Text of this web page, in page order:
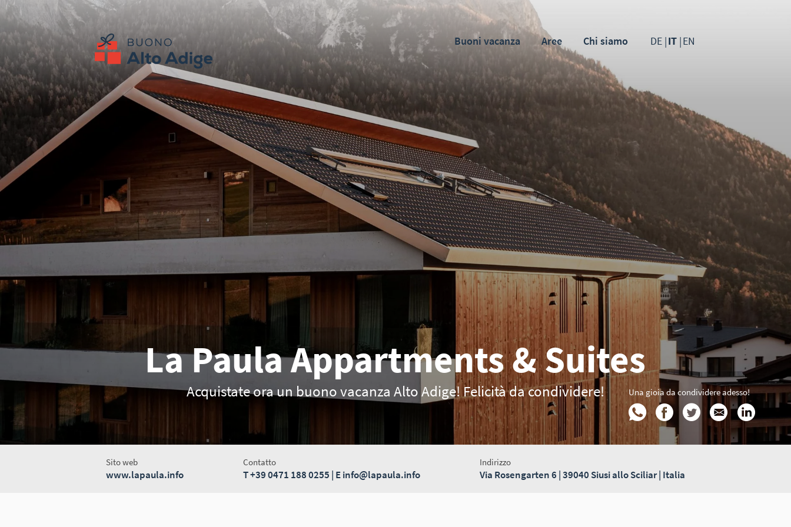
Buoni vacanza Aree Chi siamo DE IT EN
La Paula Appartments & Suites
Acquistate ora un buono vacanza Alto Adige! Felicità da condividere! Una gioia da condividere adesso!
Sito web
www.lapaula.info
Contatto
T+39 0471 188 0255 | Einfo@lapaula.info
Indirizzo
Via Rosengarten 6 | 39040 Siusi allo Sciliar | Italia